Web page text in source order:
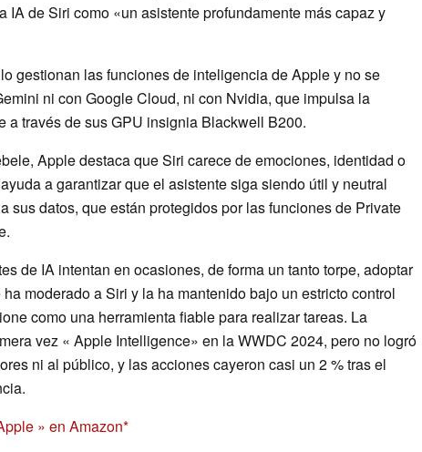
IA de Siri como «un asistente profundamente más capaz y
gestionan las funciones de inteligencia de Apple y no se
ni con Google Cloud, ni con Nvidia, que impulsa la
a través de sus GPU insignia Blackwell B200.
Apple destaca que Siri carece de emociones, identidad o
a garantizar que el asistente siga siendo útil y neutral
sus datos, que están protegidos por las funciones de Private
de IA intentan en ocasiones, de forma un tanto torpe, adoptar
moderado a Siri y la ha mantenido bajo un estricto control
como una herramienta fiable para realizar tareas. La
vez « Apple Intelligence» en la WWDC 2024, pero no logró
ni al público, y las acciones cayeron casi un 2 % tras el
» en Amazon